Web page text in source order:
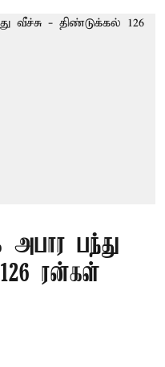
அபார பந்து
ரன்கள்